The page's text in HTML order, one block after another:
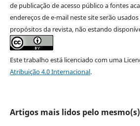
de publicação de acesso público a fontes
endereços de e-mail neste site serão
propósitos da revista, não estando
Este trabalho está licenciado com uma
Atribuição 4.0 Internacional.
Artigos mais lidos pelo